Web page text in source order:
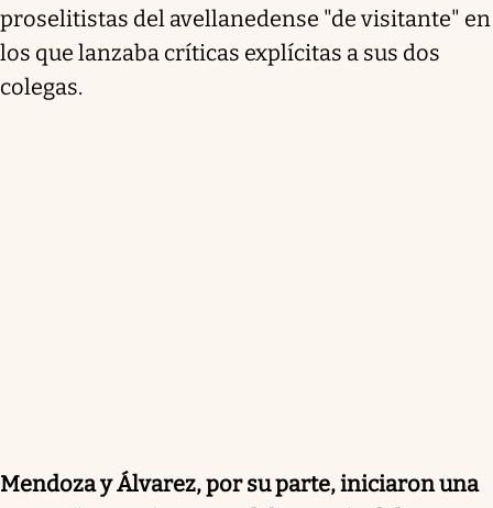
proselitistas del avellanedense "de visitante" en
los que lanzaba críticas explícitas a sus dos
colegas.
Mendoza y Álvarez, por su parte, iniciaron una